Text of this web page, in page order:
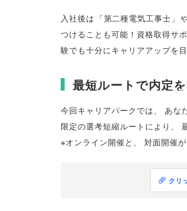
入社後は 「第二種電気工事士 」
つけることも可能！資格取得サ
験でも十分にキャリアアップを
最短ルートで内定
今回キャリアパークでは、 あな
限定の選考短縮ルートにより 、
※オンライン開催と 、 対面開催
クリ